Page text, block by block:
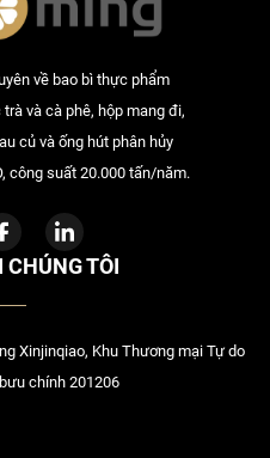
về bao bì thực phẩm
và cà phê, hộp mang đi,
củ và ống hút phân hủy
công suất 20.000 tấn/năm.
CHÚNG TÔI
Xinjinqiao, Khu Thương mại Tự do
chính 201206